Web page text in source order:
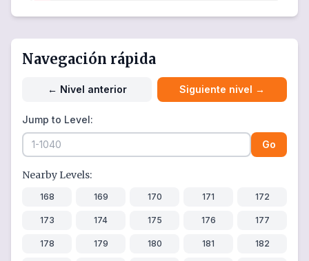
Navegación rápida
← Nivel anterior Siguiente nivel →
Jump to Level:
Go
Nearby Levels:
168 169 170 171 172
173 174 175 176 177
178 179 180 181 182